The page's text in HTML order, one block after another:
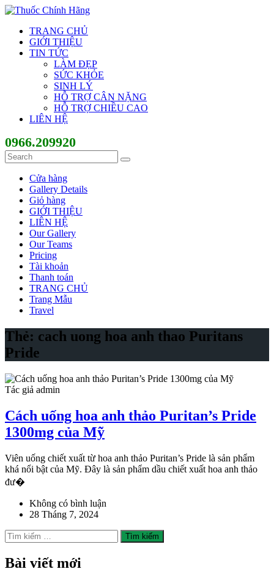
TRANG CHỦ
GIỚI THIỆU
TIN TỨC
LÀM ĐẸP
SỨC KHỎE
SINH LÝ
HỖ TRỢ CÂN NẶNG
HỖ TRỢ CHIỀU CAO
LIÊN HỆ
0966.209920
Cửa hàng
Gallery Details
Giỏ hàng
GIỚI THIỆU
LIÊN HỆ
Our Gallery
Our Teams
Pricing
Tài khoản
Thanh toán
TRANG CHỦ
Trang Mẫu
Travel
Thẻ: cach uong hoa anh thao Puritans
Pride
Tác giả admin
Cách uống hoa anh thảo Puritan’s Pride
1300mg của Mỹ
Viên uống chiết xuất từ hoa anh thảo Puritan’s Pride là sản phẩm
khá nổi bật của Mỹ. Đây là sản phẩm dầu chiết xuất hoa anh thảo
đư�
Không có bình luận
28 Tháng 7, 2024
Tìm
kiếm
cho:
Bài viết mới